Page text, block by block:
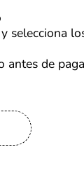
reconocida
que ofrece
contra
en el
selecciona
antes de